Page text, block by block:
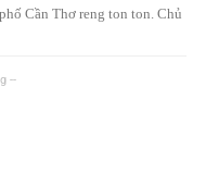
Cần Thơ reng ton ton. Chủ